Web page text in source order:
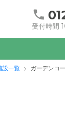
受付時間
設一覧 ガーデンコ